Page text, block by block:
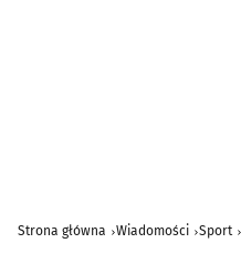
Strona główna Wiadomości Sport